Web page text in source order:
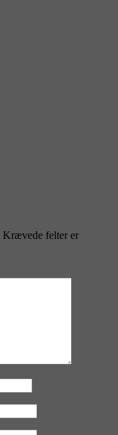
Krævede felter er